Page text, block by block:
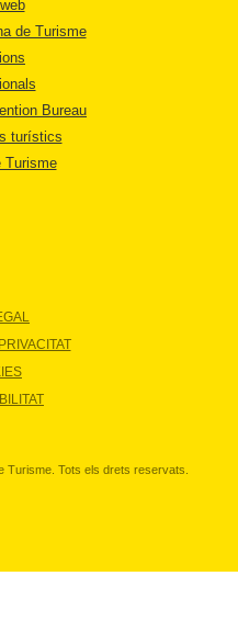
de Turisme
Bureau
turístics
Turisme
Turisme. Tots els drets reservats.